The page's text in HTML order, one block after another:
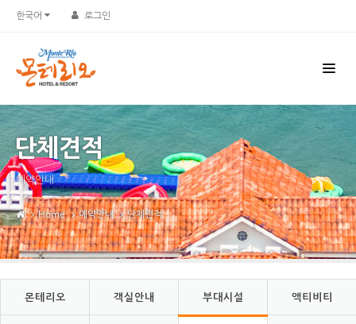
한국어 로그인
단체견적
예약안내
Home 예약안내 단체견적
몬테리오 객실안내 부대시설 액티비티
Sketchbook5, 스케치북5